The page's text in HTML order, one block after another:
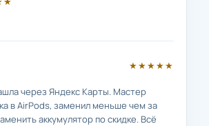
★★★★★
через Яндекс Карты. Мастер
в AirPods, заменил меньше чем за
аккумулятор по скидке. Всё